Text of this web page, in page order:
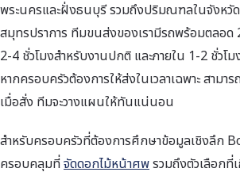
พระนครและฝั่งธนบุรี รวมถึงปริมณฑลในจังหวั
สมุทรปราการ ทีมขนส่งของเรามีรถพร้อมตลอด
2-4 ชั่วโมงสำหรับงานปกติ และภายใน 1-2 ชั่วโ
หากครอบครัวต้องการให้ส่งในเวลาเฉพาะ สามาร
เมื่อสั่ง ทีมจะวางแผนให้ทันแน่นอน
สำหรับครอบครัวที่ต้องการศึกษาข้อมูลเชิงลึก
ครอบคลุมที่จัดดอกไม้หน้าศพรวมถึงตัวเลือกที่